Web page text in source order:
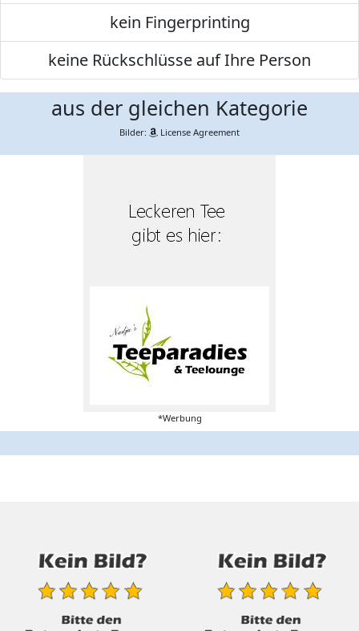
kein Fingerprinting
keine Rückschlüsse auf Ihre Person
aus der gleichen Kategorie
Bilder: License Agreement
*Werbung